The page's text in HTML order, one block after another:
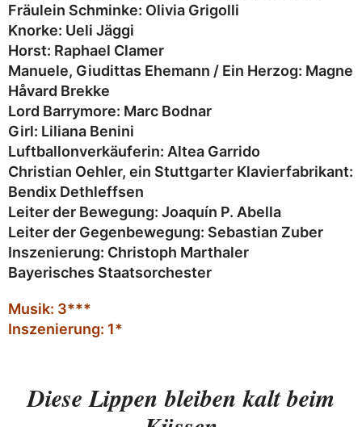
Fräulein Schminke: Olivia Grigolli
Knorke: Ueli Jäggi
Horst: Raphael Clamer
Manuele, Giudittas Ehemann / Ein Herzog: Magne
Håvard Brekke
Lord Barrymore: Marc Bodnar
Girl: Liliana Benini
Luftballonverkäuferin: Altea Garrido
Christian Oehler, ein Stuttgarter Klavierfabrikant:
Bendix Dethleffsen
Leiter der Bewegung: Joaquín P. Abella
Leiter der Gegenbewegung: Sebastian Zuber
Inszenierung: Christoph Marthaler
Bayerisches Staatsorchester
Musik: 3***
Inszenierung: 1*
Diese Lippen bleiben kalt beim